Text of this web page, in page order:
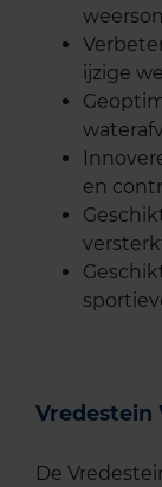
ijzige
en
Vredestein
De